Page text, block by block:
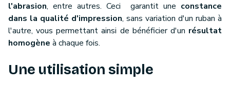
l'abrasion, entre autres. Ceci garantit une constance
dans la qualité d'impression, sans variation d'un ruban à
l'autre, vous permettant ainsi de bénéficier d'un résultat
homogène à chaque fois.
Une utilisation simple